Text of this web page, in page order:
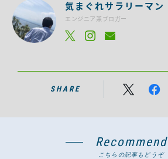
気まぐれサラリーマン
エンジニア兼ブロガー
SHARE
Recommend
こちらの記事もどうぞ